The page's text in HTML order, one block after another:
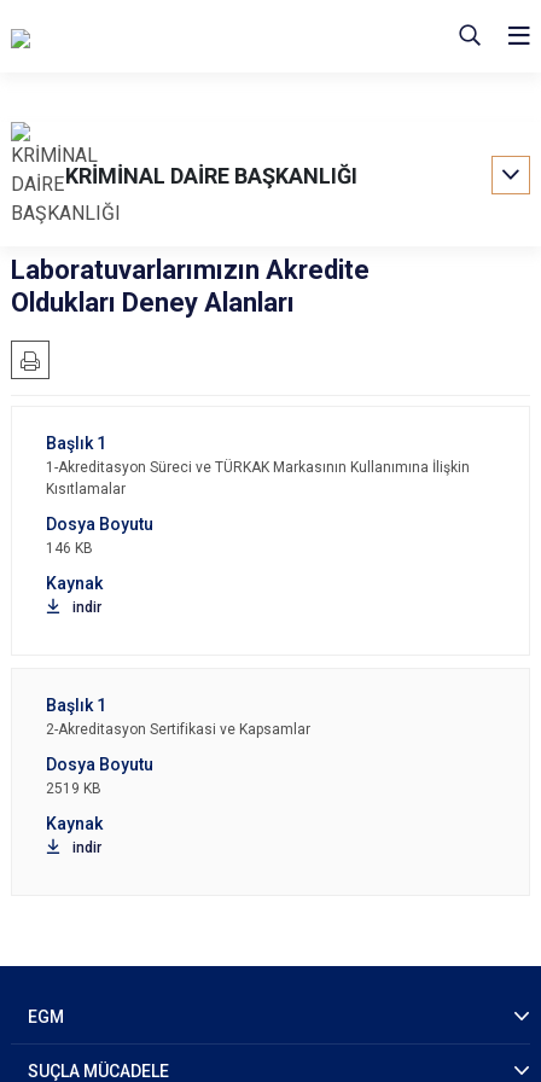
KRİMİNAL DAİRE BAŞKANLIĞI
Laboratuvarlarımızın Akredite
Oldukları Deney Alanları
1-Akreditasyon Süreci ve TÜRKAK Markasının Kullanımına İlişkin
Kısıtlamalar
146 KB
indir
2-Akreditasyon Sertifikasi ve Kapsamlar
2519 KB
indir
EGM
SUÇLA MÜCADELE